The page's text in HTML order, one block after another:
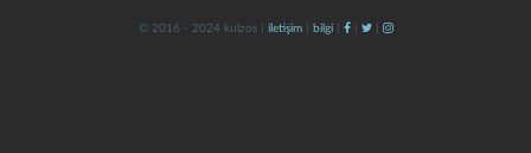
© 2016 - 2024 kulzos | iletişim| bilgi| | |